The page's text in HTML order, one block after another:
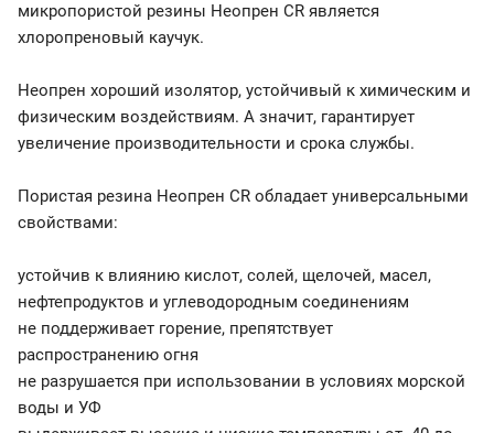
микропористой резины Неопрен CR является
хлоропреновый каучук.
Неопрен хороший изолятор, устойчивый к химическим и
физическим воздействиям. А значит, гарантирует
увеличение производительности и срока службы.
Пористая резина Неопрен CR обладает универсальными
свойствами:
устойчив к влиянию кислот, солей, щелочей, масел,
нефтепродуктов и углеводородным соединениям
не поддерживает горение, препятствует
распространению огня
не разрушается при использовании в условиях морской
воды и УФ